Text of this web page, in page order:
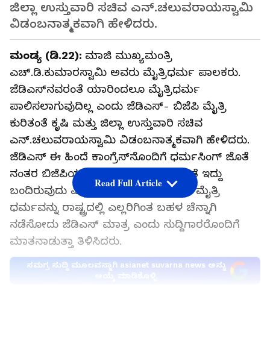
ಜಿಲ್ಲಾ ಉಸ್ತುವಾರಿ ಸಚಿವ ಎನ್.ಚಲುವರಾಯಸ್ವಾಮಿ
ವಿಡಂಬನಾತ್ಮಕವಾಗಿ ಹೇಳಿದರು.
ಮಂಡ್ಯ (ಡಿ.22): ಮಾಜಿ ಮುಖ್ಯಮಂತ್ರಿ
ಎಚ್.ಡಿ.ಕುಮಾರಸ್ವಾಮಿ ಅವರು ಮೈತ್ರಿಧರ್ಮ ಪಾಲಕರು.
ಜೆಡಿಎಸ್‌ನವರಂತೆ ಯಾರಿಂದಲೂ ಮೈತ್ರಿಧರ್ಮ
ಪಾಲಿಸಲಾಗುವುದಿಲ್ಲ ಎಂದು ಜೆಡಿಎಸ್- ಬಿಜೆಪಿ ಮೈತ್ರಿ
ಕುರಿತಂತೆ ಕೃಷಿ ಮತ್ತು ಜಿಲ್ಲಾ ಉಸ್ತುವಾರಿ ಸಚಿವ
ಎನ್.ಚಲುವರಾಯಸ್ವಾಮಿ ವಿಡಂಬನಾತ್ಮಕವಾಗಿ ಹೇಳಿದರು.
ಜೆಡಿಎಸ್ ಈ ಹಿಂದೆ ಕಾಂಗ್ರೆಸ್‌ನೊಂದಿಗೆ ಧರ್ಮಸಿಂಗ್ ಜೊತೆ
ನಂತರ ಬಿಜೆಪಿಯ ಯಡಿಯೂರಪ್ಪನವರ ಜೊತೆ ಇದ್ದು
ಬಂದಿರುವುದು ಎಲ್ಲರಿಗೂ ಗೊತ್ತಿರುವ ವಿಚಾರ. ಮೈತ್ರಿ
ಧರ್ಮವನ್ನು ರಾಷ್ಟ್ರದಲ್ಲಿ ಎಲ್ಲರಿಗಿಂತ ಬಹಳ ಚೆನ್ನಾಗಿ
ನಡೆಸೋದು ಜೆಡಿಎಸ್ ಮಾತ್ರ ಎಂದು ಸುದ್ದಿಗಾರರೊಂದಿಗೆ
ಮಾತನಾಡುತ್ತಾ ತಿಳಿಸಿದರು.
ಸಮಗ್ರ ಸುದ್ದಿ ಮೂಲವನ್ನಾಗಿ asianet suvarna news ಅನ್ನು
ಆಯ್ಕೆ ಮಾಡಿಕೊಳ್ಳಿ
Read Full Article